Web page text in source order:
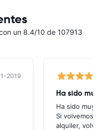
un 8.4/10 de 107913
2019
Ha sido
Ha sido muy
Si volvemos
alquiler,